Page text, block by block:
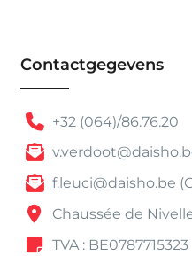
Contactgegevens
+32 (064)/86.76.20
f.leuci@daisho.be
Chaussée de
TVA : BE0787715323